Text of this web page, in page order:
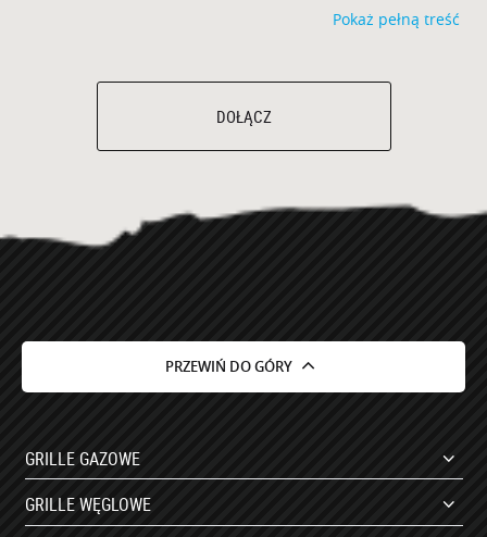
Pokaż pełną treść
DOŁĄCZ
PRZEWIŃ DO GÓRY
GRILLE GAZOWE
GRILLE WĘGLOWE